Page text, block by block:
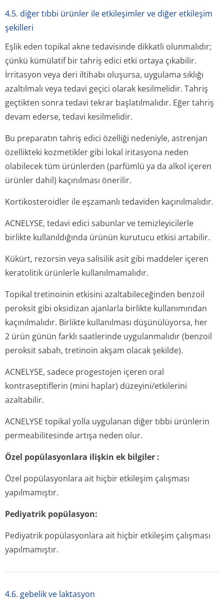
4.5. diğer tıbbi ürünler ile etkileşimler ve diğer etkileşim
şekilleri
Eşlik eden topikal akne tedavisinde dikkatli olunmalıdır;
çünkü kümülatif bir tahriş edici etki ortaya çıkabilir.
İrritasyon veya deri iltihabı oluşursa, uygulama sıklığı
azaltılmalı veya tedavi geçici olarak kesilmelidir. Tahriş
geçtikten sonra tedavi tekrar başlatılmalıdır. Eğer tahriş
devam ederse, tedavi kesilmelidir.
Bu preparatın tahriş edici özelliği nedeniyle, astrenjan
özellikteki kozmetikler gibi lokal iritasyona neden
olabilecek tüm ürünlerden (parfümlü ya da alkol içeren
ürünler dahil) kaçınılması önerilir.
Kortikosteroidler ile eşzamanlı tedaviden kaçınılmalıdır.
ACNELYSE, tedavi edici sabunlar ve temizleyicilerle
birlikte kullanıldığında ürünün kurutucu etkisi artabilir.
Kükürt, rezorsin veya salisilik asit gibi maddeler içeren
keratolitik ürünlerle kullanılmamalıdır.
Topikal tretinoinin etkisini azaltabileceğinden benzoil
peroksit gibi oksidizan ajanlarla birlikte kullanımından
kaçınılmalıdır. Birlikte kullanılması düşünülüyorsa, her
2 ürün günün farklı saatlerinde uygulanmalıdır (benzoil
peroksit sabah, tretinoin akşam olacak şekilde).
ACNELYSE, sadece progestojen içeren oral
kontraseptiflerin (mini haplar) düzeyini/etkilerini
azaltabilir.
ACNELYSE topikal yolla uygulanan diğer tıbbi ürünlerin
permeabilitesinde artışa neden olur.
Özel popülasyonlara ilişkin ek bilgiler :
Özel popülasyonlara ait hiçbir etkileşim çalışması
yapılmamıştır.
Pediyatrik popülasyon:
Pediyatrik popülasyonlara ait hiçbir etkileşim çalışması
yapılmamıştır.
4.6. gebelik ve laktasyon